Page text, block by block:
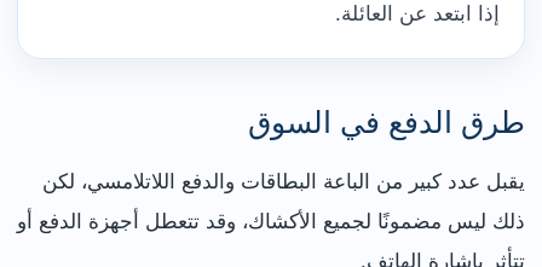
إذا ابتعد عن العائلة.
طرق الدفع في السوق
يقبل عدد كبير من الباعة البطاقات والدفع اللاتلامسي، لكن
ذلك ليس مضمونًا لجميع الأكشاك، وقد تتعطل أجهزة الدفع أو
تتأثر بإشارة الهاتف.